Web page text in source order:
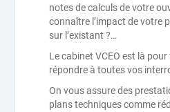
notes de calculs de votre
connaître l’impact de votre
sur l’existant ?…
Le cabinet VCEO est là
répondre à toutes vos
On vous assure des
plans techniques comme